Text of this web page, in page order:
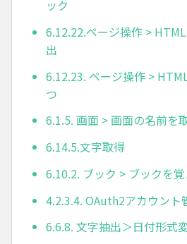
ック
6.12.22.ページ操作 >
出
6.12.23. ページ操作 >
つ
6.1.5. 画面 > 画面の名前を
6.14.5.文字取得
6.10.2. ブック > ブックを
4.2.3.4. OAuth2アカウント
6.6.8. 文字抽出＞日付形式